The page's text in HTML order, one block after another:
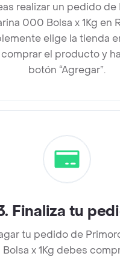
realizar un pedido de
000 Bolsa x 1Kg en
elige la tienda
el producto y
botón “Agregar”.
. Finaliza tu
tu pedido de
x 1Kg debes